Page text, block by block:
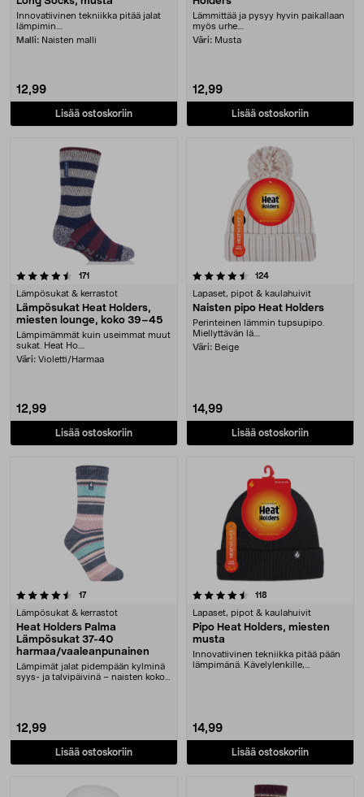
Innovatiivinen tekniikka pitää jalat
lämpimin....
Malli: Naisten malli
12,99
Lisää ostoskoriin
Lämmittää ja pysyy hyvin paikallaan
myös urhe....
Väri: Musta
12,99
Lisää ostoskoriin
171
Lämpösukat & kerrastot
Lämpösukat Heat Holders,
miesten lounge, koko 39–45
Lämpimämmät kuin useimmat muut
sukat. Heat Ho....
Väri: Violetti/Harmaa
12,99
Lisää ostoskoriin
4.5 viidestä tähdestä 124arvostelut
Lapaset, pipot & kaulahuivit
Naisten pipo Heat Holders
Perinteinen lämmin tupsupipo.
Miellyttävän lä....
Väri: Beige
14,99
Lisää ostoskoriin
17arvostelut
Lämpösukat & kerrastot
Heat Holders Palma
Lämpösukat 37-40
harmaa/vaaleanpunainen
Lämpimät jalat pidempään kylminä
syys- ja talvipäivinä – naisten koko
12,99
Lisää ostoskoriin
4.5 viidestä tähdestä 118
Lapaset, pipot & kaulahuivit
Pipo Heat Holders, miesten
musta
Innovatiivinen tekniikka pitää pään
lämpimänä. Kävelylenkille,
14,99
Lisää ostoskoriin